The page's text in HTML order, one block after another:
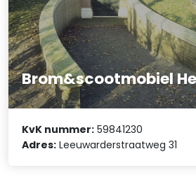
Brom&scootmobiel
KvK nummer: 59841230
Adres: Leeuwarderstraatweg 31